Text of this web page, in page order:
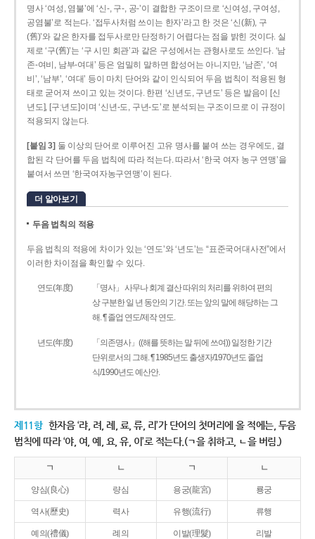
명사 ‘여성, 염불’에 ‘신-, 구-, 공-’이 결합한 구조이므로 ‘신여성, 구여성,
공염불’로 적는다. ‘접두사처럼 쓰이는 한자’라고 한 것은 ‘신(新), 구
(舊)’와 같은 한자를 접두사로만 단정하기 어렵다는 점을 밝힌 것이다. 실
제로 ‘구(舊)’는 ‘구 시민 회관’과 같은 구성에서는 관형사로도 쓰인다. ‘남
존­-여비, 남부-­여대’ 등은 엄밀히 말하면 합성어는 아니지만, ‘남존’, ‘여
비’, ‘남부’, ‘여대’ 등이 마치 단어와 같이 인식되어 두음 법칙이 적용된 형
태로 굳어져 쓰이고 있는 것이다. 한편 ‘신년도, 구년도’ 등은 발음이 [신
년도], [구ː년도]이며 ‘신년­-도, 구년-­도’로 분석되는 구조이므로 이 규정이
적용되지 않는다.
[붙임 3] 둘 이상의 단어로 이루어진 고유 명사를 붙여 쓰는 경우에도, 결
합된 각 단어를 두음 법칙에 따라 적는다. 따라서 ‘한국 여자 농구 연맹’을
붙여서 쓰면 ‘한국여자농구연맹’이 된다.
더 알아보기
두음 법칙의 적용
두음 법칙의 적용에 차이가 있는 ‘연도’와 ‘년도’는 “표준국어대사전”에서
이러한 차이점을 확인할 수 있다.
연도(年度)
「명사」 사무나 회계 결산 따위의 처리를 위하여 편의
상 구분한 일 년 동안의 기간. 또는 앞의 말에 해당하는 그
해. ¶ 졸업 연도/제작 연도.
년도(年度)
「의존명사」((해를 뜻하는 말 뒤에 쓰여)) 일정한 기간
단위로서의 그해. ¶ 1985년도 출생자/1970년도 졸업
식/1990년도 예산안.
제11항 한자음 ‘랴, 려, 례, 료, 류, 리’가 단어의 첫머리에 올 적에는, 두음
법칙에 따라 ‘야, 여, 예, 요, 유, 이’로 적는다.(ㄱ을 취하고, ㄴ을 버림.)
ㄱ ㄴ ㄱ ㄴ
양심(良心) 량심 용궁(龍宮) 룡궁
역사(歷史) 력사 유행(流行) 류행
예의(禮儀) 례의 이발(理髮) 리발